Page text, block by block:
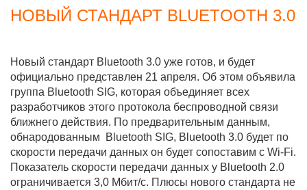
НОВЫЙ СТАНДАРТ BLUETOOTH 3.0
Новый стандарт Bluetooth 3.0 уже готов, и будет
официально представлен 21 апреля. Об этом объявила
группа Bluetooth SIG, которая объединяет всех
разработчиков этого протокола беспроводной связи
ближнего действия. По предварительным данным,
обнародованным Bluetooth SIG, Bluetooth 3.0 будет по
скорости передачи данных он будет сопоставим с Wi-Fi.
Показатель скорости передачи данных у Bluetooth 2.0
ограничивается 3,0 Мбит/с. Плюсы нового стандарта не